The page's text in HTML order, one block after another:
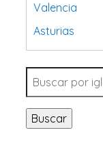
Valencia
Asturias
Tarragona
Navarra
Valladolid
Sevilla
Buscar